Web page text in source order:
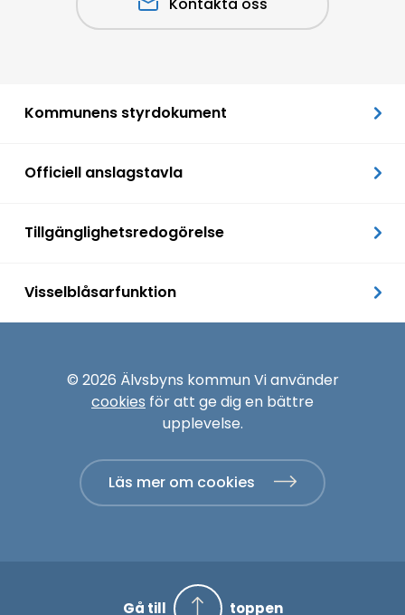
Kommunens styrdokument
Officiell anslagstavla
Tillgänglighetsredogörelse
Visselblåsarfunktion
© 2026 Älvsbyns kommun Vi använder
cookies för att ge dig en bättre
upplevelse.
Läs mer om cookies
Gå till toppen